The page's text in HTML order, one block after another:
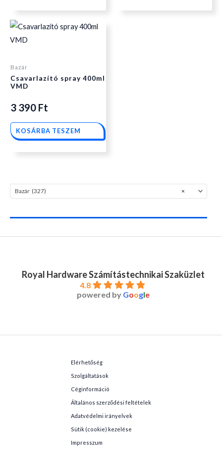
×
Bazár (327)
Bazár
Csavarlazító spray 400ml
VMD
3 390 Ft
KOSÁRBA TESZEM
Royal Hardware Számítástechnikai Szaküzlet
4.8
powered by Google
Elérhetőség
Szolgáltatások
Céginformáció
Általános szerződési feltételek
Adatvédelmi irányelvek
Sütik (cookie) kezelése
Impresszum